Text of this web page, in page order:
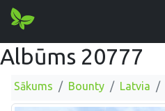
Albūms 20777
Sākums Bounty Latvia